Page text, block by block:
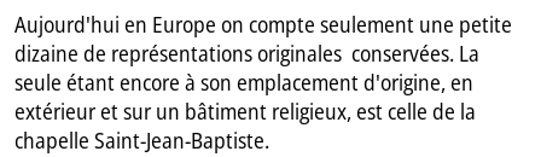
Aujourd'hui en Europe on compte seulement une petite
dizaine de représentations originales conservées. La
seule étant encore à son emplacement d'origine, en
extérieur et sur un bâtiment religieux, est celle de la
chapelle Saint-Jean-Baptiste.